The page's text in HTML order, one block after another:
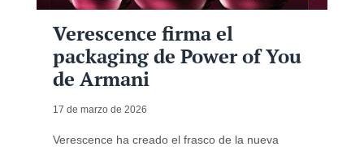
Verescence firma el
packaging de Power of You
de Armani
17 de marzo de 2026
Verescence ha creado el frasco de la nueva